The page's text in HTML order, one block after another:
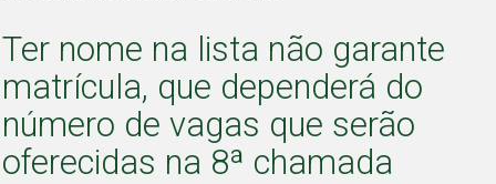
Ter nome na lista não garante
matrícula, que dependerá do
número de vagas que serão
oferecidas na 8ª chamada